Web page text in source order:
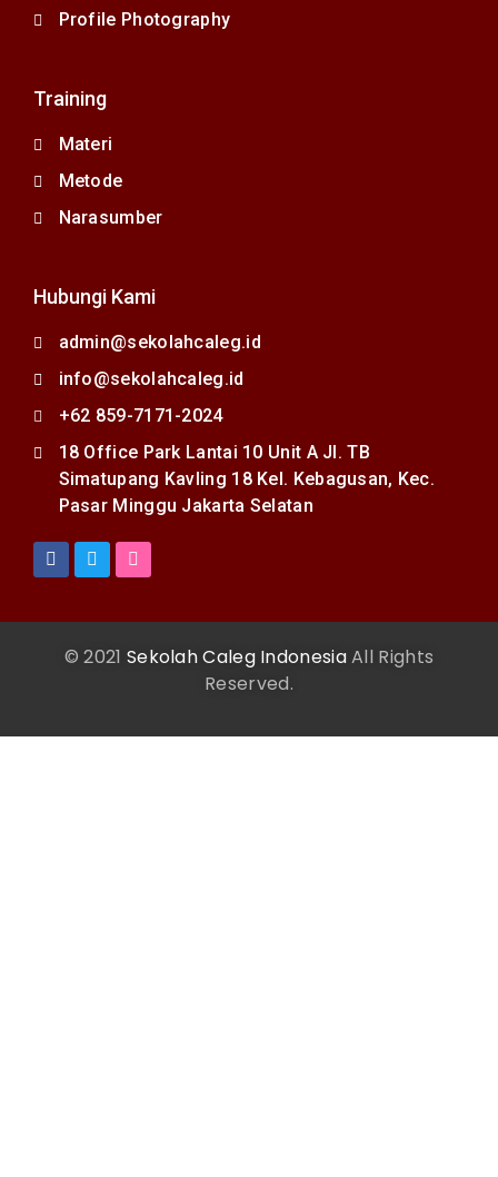
Profile Photography
Training
Materi
Metode
Narasumber
Hubungi Kami
admin@sekolahcaleg.id
info@sekolahcaleg.id
+62 859-7171-2024
18 Office Park Lantai 10 Unit A Jl. TB
Simatupang Kavling 18 Kel. Kebagusan, Kec.
Pasar Minggu Jakarta Selatan
© 2021 Sekolah Caleg IndonesiaAll Rights
Reserved.